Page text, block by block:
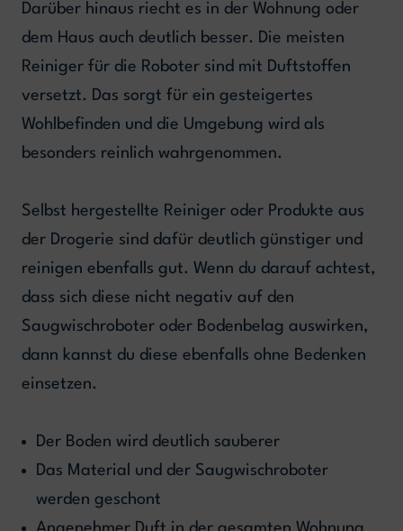
Darüber hinaus riecht es in der Wohnung oder
dem Haus auch deutlich besser. Die meisten
Reiniger für die Roboter sind mit Duftstoffen
versetzt. Das sorgt für ein gesteigertes
Wohlbefinden und die Umgebung wird als
besonders reinlich wahrgenommen.
Selbst hergestellte Reiniger oder Produkte aus
der Drogerie sind dafür deutlich günstiger und
reinigen ebenfalls gut. Wenn du darauf achtest,
dass sich diese nicht negativ auf den
Saugwischroboter oder Bodenbelag auswirken,
dann kannst du diese ebenfalls ohne Bedenken
einsetzen.
Der Boden wird deutlich sauberer
Das Material und der Saugwischroboter
werden geschont